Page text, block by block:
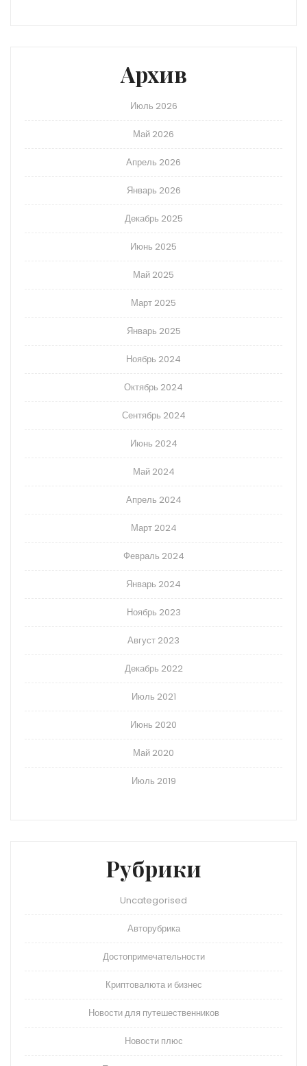
Архив
Июль 2026
Май 2026
Апрель 2026
Январь 2026
Декабрь 2025
Июнь 2025
Май 2025
Март 2025
Январь 2025
Ноябрь 2024
Октябрь 2024
Сентябрь 2024
Июнь 2024
Май 2024
Апрель 2024
Март 2024
Февраль 2024
Январь 2024
Ноябрь 2023
Август 2023
Декабрь 2022
Июль 2021
Июнь 2020
Май 2020
Июль 2019
Рубрики
Uncategorised
Авторубрика
Достопримечательности
Криптовалюта и бизнес
Новости для путешественников
Новости плюс